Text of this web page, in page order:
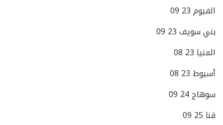
الفيوم 23 09
بني سويف 23 09
المنيا 23 08
أسيوط 23 08
سوهاج 24 09
قنا 25 09